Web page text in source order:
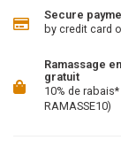
Secure
by credit card
Ramassage
gratuit
10% de
RAMASSE10)